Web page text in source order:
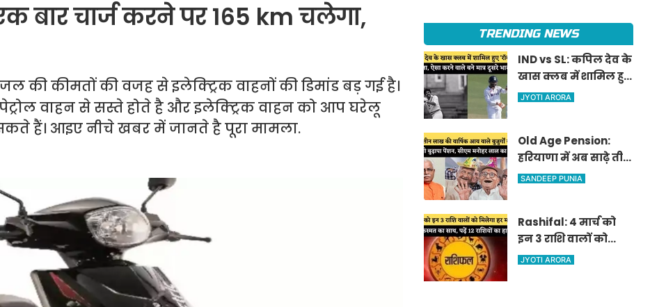
बार चार्ज करने पर 165 km चलेगा,
की कीमतों की वजह से इलेक्ट्रिक वाहनों की डिमांड बड़ गई है।
वाहन से सस्ते होते है और इलेक्ट्रिक वाहन को आप घरेलू
हैं। आइए नीचे खबर में जानते है पूरा मामला.
TRENDING NEWS
IND vs SL: कपिल देव के
खास क्लब में शामिल हुए
'रॉकस्टार' जडेजा, ऐसा
JYOTI ARORA
Old Age Pension:
हरियाणा में अब साढ़े तीन
लाख की वार्षिक आय
सीएम मनोहर लाल का
ऐलान
SANDEEP PUNIA
Rashifal: 4 मार्च को
इन 3 राशि वालों को
मिलेगा हर मामले में
JYOTI ARORA